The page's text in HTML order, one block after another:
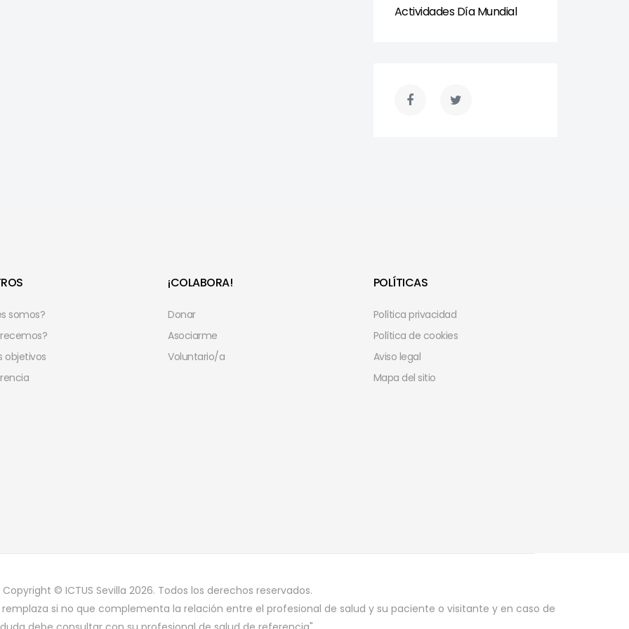
Actividades Día Mundial
somos?
objetivos
¡COLABORA!
Donar
Asociarme
Voluntario/a
POLÍTICAS
Política privacidad
Política de cookies
Aviso legal
Mapa del sitio
Copyright © ICTUS Sevilla 2026. Todos los derechos reservados.
si no que complementa la relación entre el profesional de salud y su paciente o visitante y en caso de